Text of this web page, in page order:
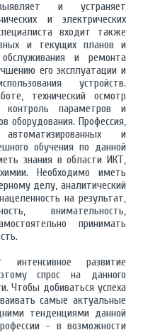
и устраняет
и электрических
входит также
и текущих планов и
и ремонта
его эксплуатации и
устройств.
технический осмотр
параметров и
оборудования. Профессия,
и
обучения по данной
знания в области ИКТ,
Необходимо иметь
делу, аналитический
на результат,
внимательность,
принимать
развитие
спрос на данного
Чтобы добиваться успеха
самые актуальные
тенденциями данной
- в возможности